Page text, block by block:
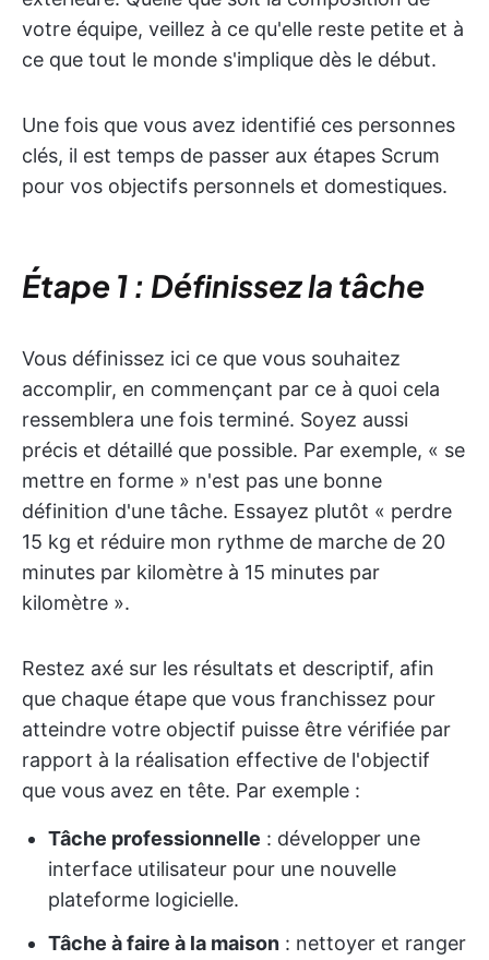
votre équipe, veillez à ce qu'elle reste petite et à
ce que tout le monde s'implique dès le début.
Une fois que vous avez identifié ces personnes
clés, il est temps de passer aux étapes Scrum
pour vos objectifs personnels et domestiques.
Étape 1 : Définissez la tâche
Vous définissez ici ce que vous souhaitez
accomplir, en commençant par ce à quoi cela
ressemblera une fois terminé. Soyez aussi
précis et détaillé que possible. Par exemple, « se
mettre en forme » n'est pas une bonne
définition d'une tâche. Essayez plutôt « perdre
15 kg et réduire mon rythme de marche de 20
minutes par kilomètre à 15 minutes par
kilomètre ».
Restez axé sur les résultats et descriptif, afin
que chaque étape que vous franchissez pour
atteindre votre objectif puisse être vérifiée par
rapport à la réalisation effective de l'objectif
que vous avez en tête. Par exemple :
Tâche professionnelle : développer une
interface utilisateur pour une nouvelle
plateforme logicielle.
Tâche à faire à la maison : nettoyer et ranger